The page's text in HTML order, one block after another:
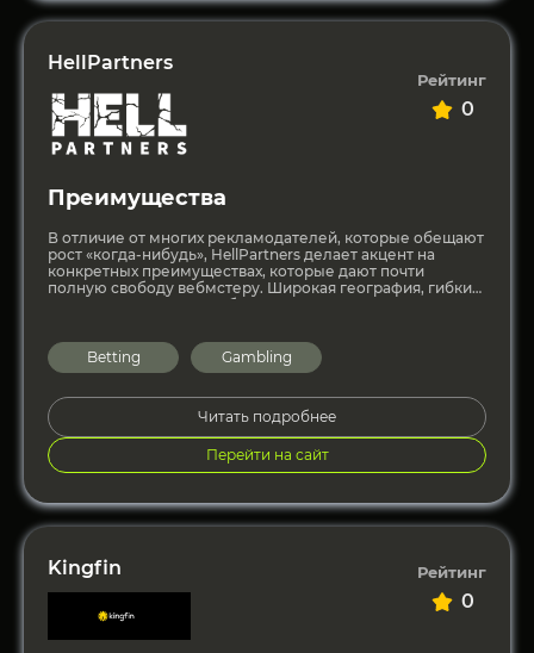
HellPartners
Рейтинг
0
Преимущества
В отличие от многих рекламодателей, которые обещают
рост «когда-нибудь», HellPartners делает акцент на
конкретных преимуществах, которые дают почти
полную свободу вебмстеру. Широкая география, гибкие
ставки, практически любые источники трафика и
Betting Gambling
Читать подробнее
Перейти на сайт
Kingfin Рейтинг
0